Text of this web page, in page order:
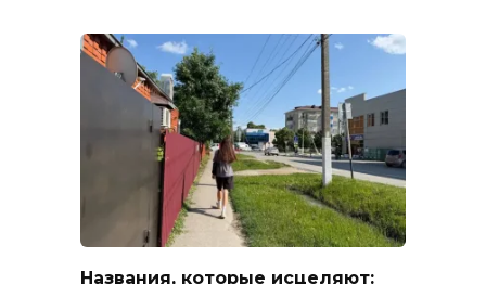
Названия, которые исцеляют: